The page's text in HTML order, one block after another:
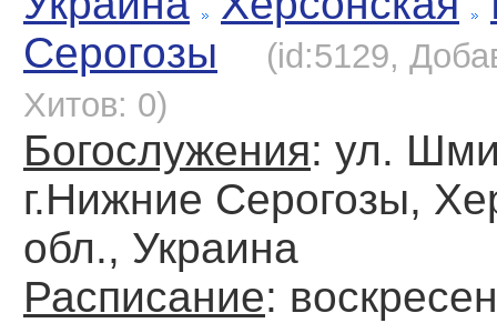
Серогозы
(id:5129,
Хитов: 0)
Богослужения: ул.
г.Нижние Серогозы,
обл., Украина
Расписание: